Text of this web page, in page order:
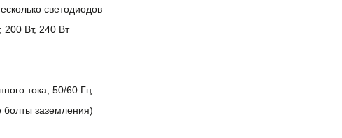
светодиодов
200 Вт, 240 Вт
тока, 50/60 Гц.
заземления)